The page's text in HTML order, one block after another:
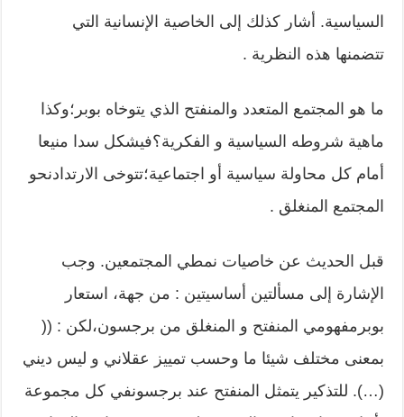
السياسية. أشار كذلك إلى الخاصية الإنسانية التي
تتضمنها هذه النظرية .
ما هو المجتمع المتعدد والمنفتح الذي يتوخاه بوبر؛وكذا
ماهية شروطه السياسية و الفكرية؟فيشكل سدا منيعا
أمام كل محاولة سياسية أو اجتماعية؛تتوخى الارتدادنحو
المجتمع المنغلق .
قبل الحديث عن خاصيات نمطي المجتمعين. وجب
الإشارة إلى مسألتين أساسيتين : من جهة، استعار
بوبرمفهومي المنفتح و المنغلق من برجسون،لكن : ((
بمعنى مختلف شيئا ما وحسب تمييز عقلاني و ليس ديني
(…). للتذكير يتمثل المنفتح عند برجسونفي كل مجموعة